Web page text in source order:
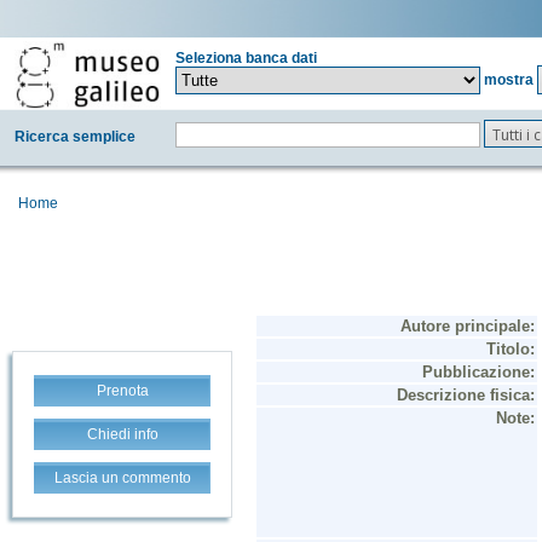
Seleziona banca dati
mostra
Ricerca semplice Tutti i
Home
Prenota
Chiedi info
Lascia un commento